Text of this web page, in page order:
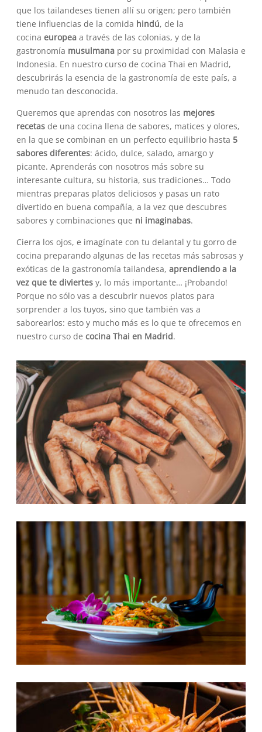
que los tailandeses tienen allí su origen; pero también
tiene influencias de la comida hindú, de la
cocina europea a través de las colonias, y de la
gastronomía musulmana por su proximidad con Malasia e
Indonesia. En nuestro curso de cocina Thai en Madrid,
descubrirás la esencia de la gastronomía de este país, a
menudo tan desconocida.
Queremos que aprendas con nosotros las mejores
recetas de una cocina llena de sabores, matices y olores,
en la que se combinan en un perfecto equilibrio hasta 5
sabores diferentes: ácido, dulce, salado, amargo y
picante. Aprenderás con nosotros más sobre su
interesante cultura, su historia, sus tradiciones… Todo
mientras preparas platos deliciosos y pasas un rato
divertido en buena compañía, a la vez que descubres
sabores y combinaciones que ni imaginabas.
Cierra los ojos, e imagínate con tu delantal y tu gorro de
cocina preparando algunas de las recetas más sabrosas y
exóticas de la gastronomía tailandesa, aprendiendo a la
vez que te diviertes y, lo más importante… ¡Probando!
Porque no sólo vas a descubrir nuevos platos para
sorprender a los tuyos, sino que también vas a
saborearlos: esto y mucho más es lo que te ofrecemos en
nuestro curso de cocina Thai en Madrid.